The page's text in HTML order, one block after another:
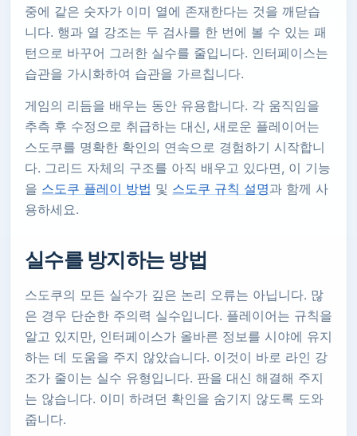
중에 같은 숫자가 이미 열에 존재한다는 것을 깨닫습
니다. 행과 열 강조는 두 검사를 한 번에 볼 수 있는 패
턴으로 바꾸어 그러한 실수를 줄입니다. 인터페이스는
습관을 가시화하여 습관을 가르칩니다.
게임의 리듬을 배우는 동안 유용합니다. 각 움직임을
추측 후 수정으로 취급하는 대신, 새로운 플레이어는
스도쿠를 명확한 확인의 연속으로 경험하기 시작합니
다. 그리드 자체의 구조를 아직 배우고 있다면, 이 기능
을 스도쿠 플레이 방법 및 스도쿠 규칙 설명과 함께 사
용하세요.
실수를 방지하는 방법
스도쿠의 모든 실수가 깊은 논리 오류는 아닙니다. 많
은 경우 단순한 주의력 실수입니다. 플레이어는 규칙을
알고 있지만, 인터페이스가 올바른 정보를 시야에 유지
하는 데 도움을 주지 않았습니다. 이것이 바로 라인 강
조가 줄이는 실수 유형입니다. 판을 대신 해결해 주지
는 않습니다. 이미 하려던 확인을 숨기지 않도록 도와
줍니다.